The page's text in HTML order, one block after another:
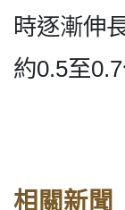
時逐漸伸
約0.5至
相關新聞